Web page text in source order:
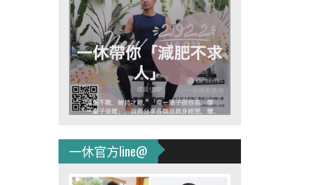
一休官方line@